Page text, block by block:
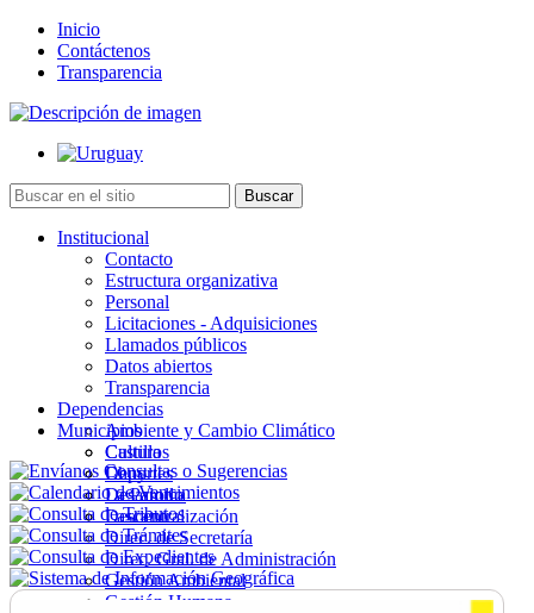
Inicio
Contáctenos
Transparencia
Institucional
Contacto
Estructura organizativa
Personal
Licitaciones - Adquisiciones
Llamados públicos
Datos abiertos
Transparencia
Dependencias
Ambiente y Cambio Climático
Cultura
Deportes
Desarrollo
Descentralización
Direc. de Secretaría
Direc. Gral. de Administración
Gestión Ambiental
Gestión Humana
Municipios
Castillos
Chuy
La Paloma
Lascano